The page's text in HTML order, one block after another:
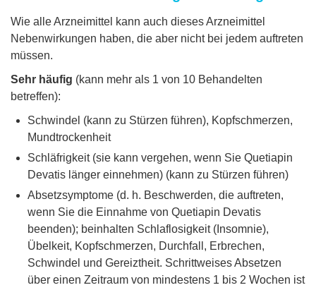
Wie alle Arzneimittel kann auch dieses Arzneimittel
Nebenwirkungen haben, die aber nicht bei jedem auftreten
müssen.
Sehr häufig (kann mehr als 1 von 10 Behandelten
betreffen):
Schwindel (kann zu Stürzen führen), Kopfschmerzen,
Mundtrockenheit
Schläfrigkeit (sie kann vergehen, wenn Sie Quetiapin
Devatis länger einnehmen) (kann zu Stürzen führen)
Absetzsymptome (d. h. Beschwerden, die auftreten,
wenn Sie die Einnahme von Quetiapin Devatis
beenden); beinhalten Schlaflosigkeit (Insomnie),
Übelkeit, Kopfschmerzen, Durchfall, Erbrechen,
Schwindel und Gereiztheit. Schrittweises Absetzen
über einen Zeitraum von mindestens 1 bis 2 Wochen ist